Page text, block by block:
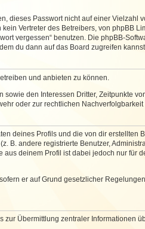
dieses Passwort nicht auf einer Vielzahl
Vertreter des Betreibers, von phpBB
vergessen“ benutzen. Die phpBB-
du dann auf das Board zugreifen
und anbieten zu können.
den Interessen Dritter, Zeitpunkte
oder zur rechtlichen Nachverfolgbarkeit
deines Profils und die von dir erstellten
B. andere registrierte Benutzer,
deinem Profil ist dabei jedoch nur für
er auf Grund gesetzlicher
Übermittlung zentraler Informationen